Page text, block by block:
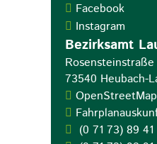
Facebook
Instagram
Bezirksamt
Rosensteinstraße
73540 Heubach-
OpenStreetMap
(0 71 73) 89 41